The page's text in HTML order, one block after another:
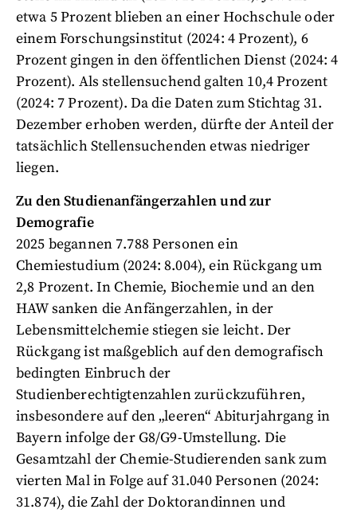
etwa 5 Prozent blieben an einer Hochschule oder
einem Forschungsinstitut (2024: 4 Prozent), 6
Prozent gingen in den öffentlichen Dienst (2024: 4
Prozent). Als stellensuchend galten 10,4 Prozent
(2024: 7 Prozent). Da die Daten zum Stichtag 31.
Dezember erhoben werden, dürfte der Anteil der
tatsächlich Stellensuchenden etwas niedriger
liegen.
Zu den Studienanfängerzahlen und zur
Demografie
2025 begannen 7.788 Personen ein
Chemiestudium (2024: 8.004), ein Rückgang um
2,8 Prozent. In Chemie, Biochemie und an den
HAW sanken die Anfängerzahlen, in der
Lebensmittelchemie stiegen sie leicht. Der
Rückgang ist maßgeblich auf den demografisch
bedingten Einbruch der
Studienberechtigtenzahlen zurückzuführen,
insbesondere auf den „leeren“ Abiturjahrgang in
Bayern infolge der G8/G9-Umstellung. Die
Gesamtzahl der Chemie-Studierenden sank zum
vierten Mal in Folge auf 31.040 Personen (2024:
31.874), die Zahl der Doktorandinnen und